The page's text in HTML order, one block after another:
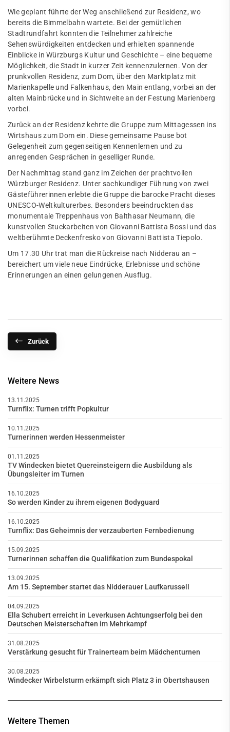
Wie geplant führte der Weg anschließend zur Residenz, wo
bereits die Bimmelbahn wartete. Bei der gemütlichen
Stadtrundfahrt konnten die Teilnehmer zahlreiche
Sehenswürdigkeiten entdecken und erhielten spannende
Einblicke in Würzburgs Kultur und Geschichte – eine bequeme
Möglichkeit, die Stadt in kurzer Zeit kennenzulernen. Von der
prunkvollen Residenz, zum Dom, über den Marktplatz mit
Marienkapelle und Falkenhaus, den Main entlang, vorbei an der
alten Mainbrücke und in Sichtweite an der Festung Marienberg
vorbei.
Zurück an der Residenz kehrte die Gruppe zum Mittagessen ins
Wirtshaus zum Dom ein. Diese gemeinsame Pause bot
Gelegenheit zum gegenseitigen Kennenlernen und zu
anregenden Gesprächen in geselliger Runde.
Der Nachmittag stand ganz im Zeichen der prachtvollen
Würzburger Residenz. Unter sachkundiger Führung von zwei
Gästeführerinnen erlebte die Gruppe die barocke Pracht dieses
UNESCO-Weltkulturerbes. Besonders beeindruckten das
monumentale Treppenhaus von Balthasar Neumann, die
kunstvollen Stuckarbeiten von Giovanni Battista Bossi und das
weltberühmte Deckenfresko von Giovanni Battista Tiepolo.
Um 17.30 Uhr trat man die Rückreise nach Nidderau an –
bereichert um viele neue Eindrücke, Erlebnisse und schöne
Erinnerungen an einen gelungenen Ausflug.
Zurück
Weitere News
13.11.2025
Turnflix: Turnen trifft Popkultur
10.11.2025
Turnerinnen werden Hessenmeister
01.11.2025
TV Windecken bietet Quereinsteigern die Ausbildung als
Übungsleiter im Turnen
16.10.2025
So werden Kinder zu ihrem eigenen Bodyguard
16.10.2025
Turnflix: Das Geheimnis der verzauberten Fernbedienung
15.09.2025
Turnerinnen schaffen die Qualifikation zum Bundespokal
13.09.2025
Am 15. September startet das Nidderauer Laufkarussell
04.09.2025
Ella Schubert erreicht in Leverkusen Achtungserfolg bei den
Deutschen Meisterschaften im Mehrkampf
31.08.2025
Verstärkung gesucht für Trainerteam beim Mädchenturnen
30.08.2025
Windecker Wirbelsturm erkämpft sich Platz 3 in Obertshausen
Weitere Themen